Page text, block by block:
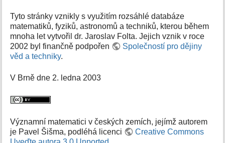
Tyto stránky vznikly s využitím rozsáhlé databáze
matematiků, fyziků, astronomů a techniků, kterou během
mnoha let vytvořil dr. Jaroslav Folta. Jejich vznik v roce
2002 byl finančně podpořen
Společností pro dějiny
věd a techniky.
V Brně dne 2. ledna 2003
Významní matematici v českých zemích, jejímž autorem
je Pavel Šišma, podléhá licenci
Creative Commons